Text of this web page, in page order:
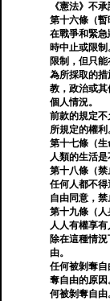
《憲法》不
第十六條（暫
在戰爭和緊
時中止或限
限制，但只
為所採取的
教，政治或
個人情況。
前款的規定不
所規定的權利
第十七條（生
人類的生活是
第十八條（禁
任何人都不
自由同意，禁
第十九條（人
人人有權享有
除在這種情
由。
任何被剝奪
奪自由的原
何被剝奪自